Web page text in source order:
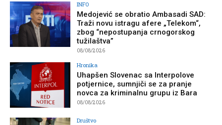
INFO
Medojević se obratio Ambasadi SAD:
Traži novu istragu afere „Telekom“,
zbog “nepostupanja crnogorskog
tužilaštva”
08/08/2026
Hronika
Uhapšen Slovenac sa Interpolove
potjernice, sumnjiči se za pranje
novca za kriminalnu grupu iz Bara
08/08/2026
Društvo